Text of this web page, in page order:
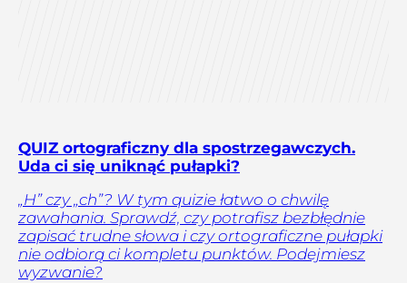
QUIZ ortograficzny dla spostrzegawczych.
Uda ci się uniknąć pułapki?
„H” czy „ch”? W tym quizie łatwo o chwilę
zawahania. Sprawdź, czy potrafisz bezbłędnie
zapisać trudne słowa i czy ortograficzne pułapki
nie odbiorą ci kompletu punktów. Podejmiesz
wyzwanie?